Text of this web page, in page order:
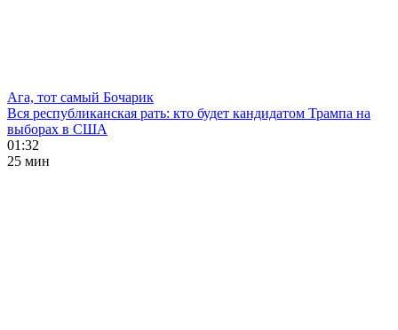
Ага, тот самый Бочарик
Вся республиканская рать: кто будет кандидатом Трампа на
выборах в США
01:32
25 мин